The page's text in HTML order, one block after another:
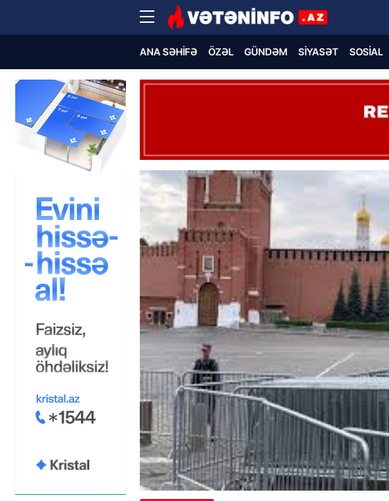
ANA SƏHIFƏ ÖZƏL GÜNDƏM SIYASƏT SOSIAL